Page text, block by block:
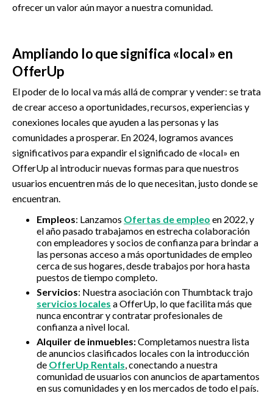
ofrecer un valor aún mayor a nuestra comunidad.
Ampliando lo que significa «local» en
OfferUp
El poder de lo local va más allá de comprar y vender: se trata
de crear acceso a oportunidades, recursos, experiencias y
conexiones locales que ayuden a las personas y las
comunidades a prosperar. En 2024, logramos avances
significativos para expandir el significado de «local» en
OfferUp al introducir nuevas formas para que nuestros
usuarios encuentren más de lo que necesitan, justo donde se
encuentran.
Empleos: Lanzamos Ofertas de empleo en 2022, y
el año pasado trabajamos en estrecha colaboración
con empleadores y socios de confianza para brindar a
las personas acceso a más oportunidades de empleo
cerca de sus hogares, desde trabajos por hora hasta
puestos de tiempo completo.
Servicios: Nuestra asociación con Thumbtack trajo
servicios locales a OfferUp, lo que facilita más que
nunca encontrar y contratar profesionales de
confianza a nivel local.
Alquiler de inmuebles:Completamos nuestra lista
de anuncios clasificados locales con la introducción
de OfferUp Rentals, conectando a nuestra
comunidad de usuarios con anuncios de apartamentos
en sus comunidades y en los mercados de todo el país.